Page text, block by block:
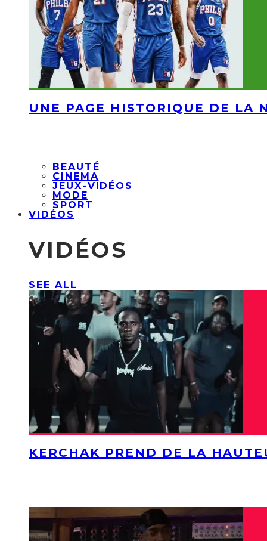
UNE PAGE HISTORIQUE DE LA
BEAUTÉ
CINEMA
JEUX-VIDÉOS
MODE
SPORT
VIDÉOS
VIDÉOS
SEE ALL
KERCHAK PREND DE LA